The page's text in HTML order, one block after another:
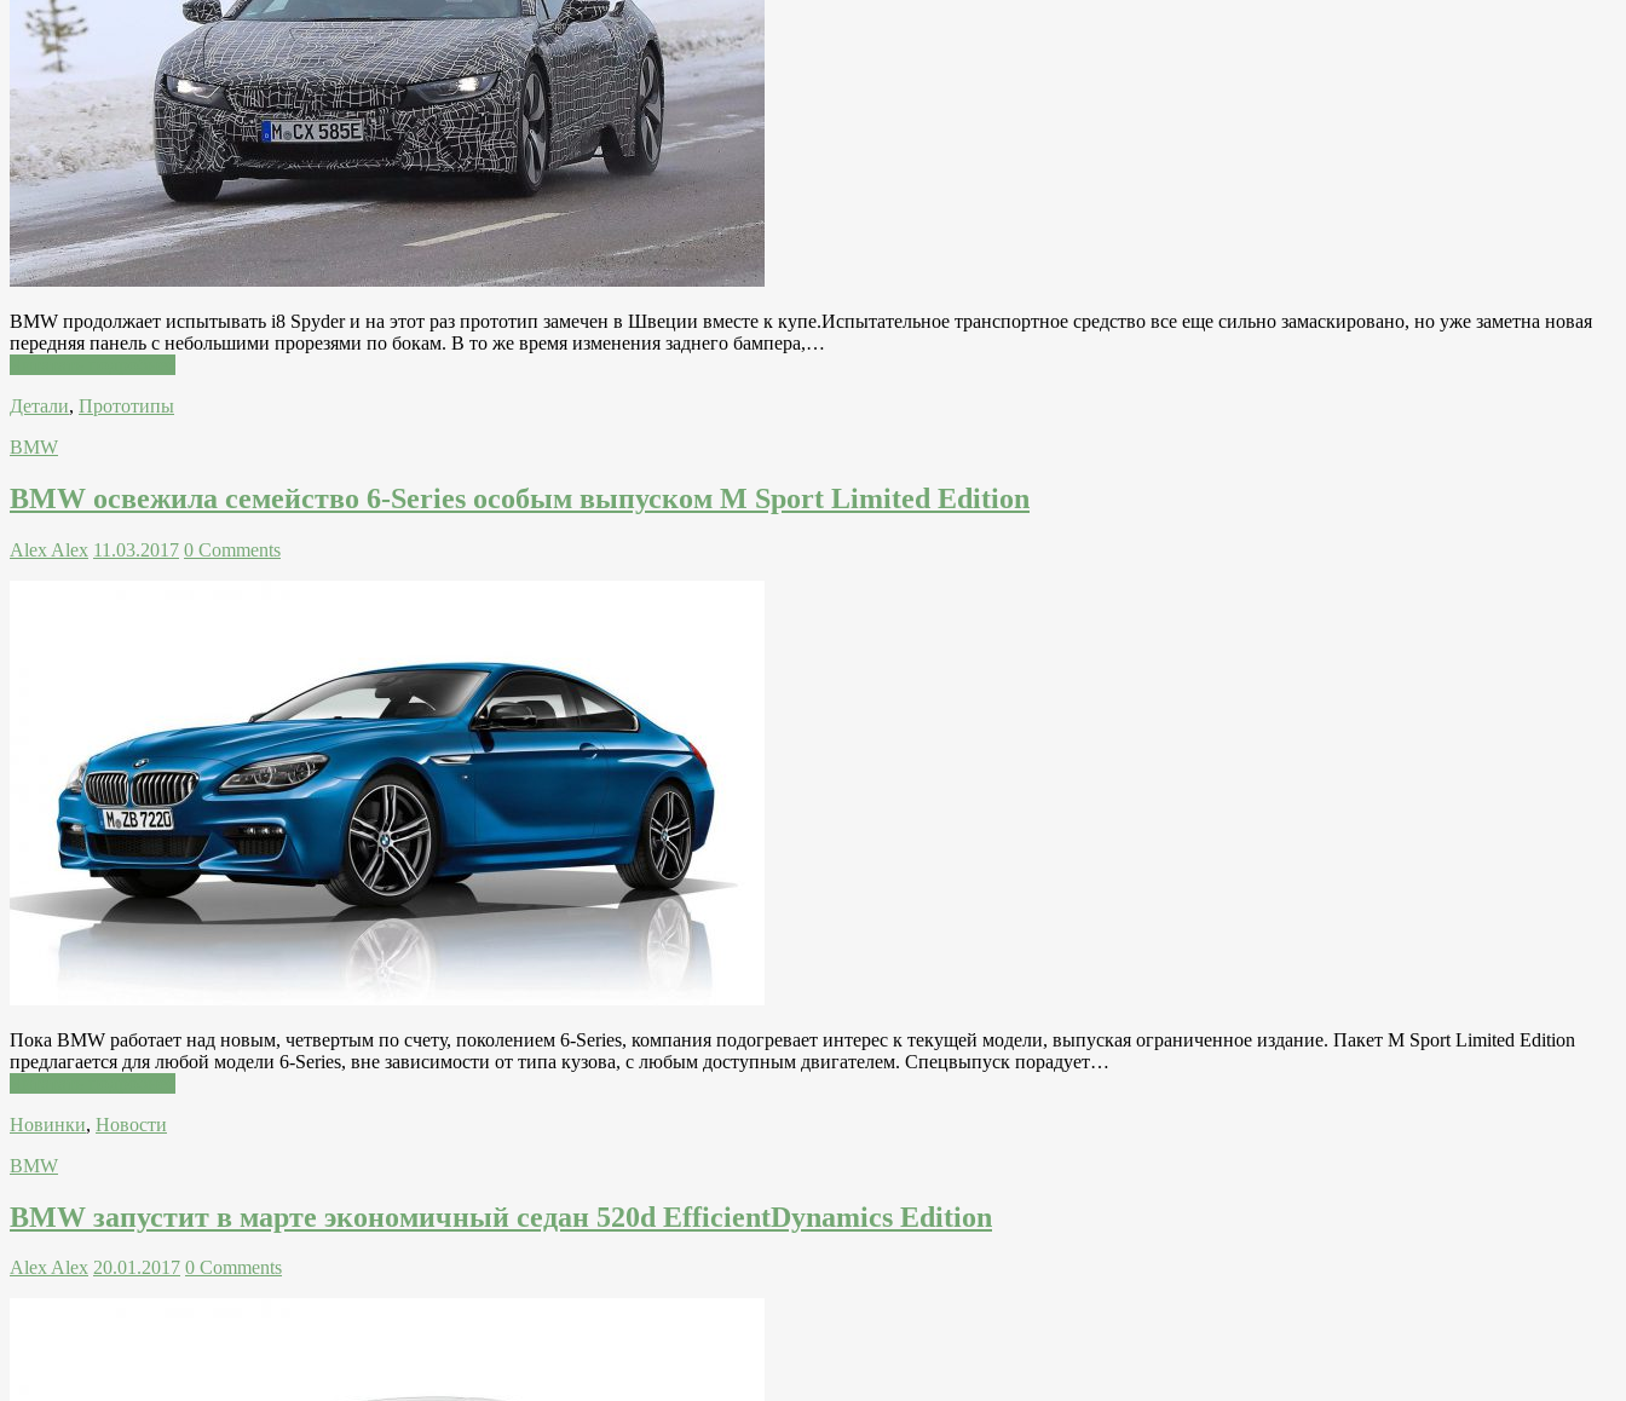
BMW продолжает испытывать i8 Spyder и на этот раз прототип замечен в Швеции вместе к купе.Испытательное транспортное средство все еще сильно замаскировано, но уже заметна новая
передняя панель с небольшими прорезями по бокам. В то же время изменения заднего бампера,…
Детали, Прототипы
BMW
BMW освежила семейство 6-Series особым выпуском M Sport Limited Edition
Alex Alex 11.03.2017 0 Comments
Пока BMW работает над новым, четвертым по счету, поколением 6-Series, компания подогревает интерес к текущей модели, выпуская ограниченное издание. Пакет M Sport Limited Edition
предлагается для любой модели 6-Series, вне зависимости от типа кузова, с любым доступным двигателем. Спецвыпуск порадует…
Новинки, Новости
BMW
BMW запустит в марте экономичный седан 520d EfficientDynamics Edition
Alex Alex 20.01.2017 0 Comments